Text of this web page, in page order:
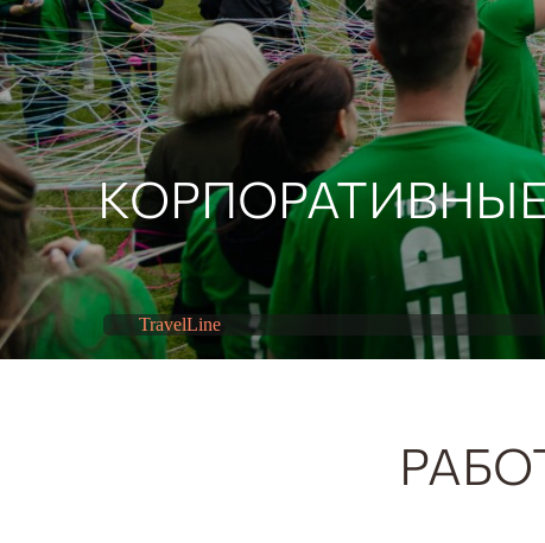
TravelLine